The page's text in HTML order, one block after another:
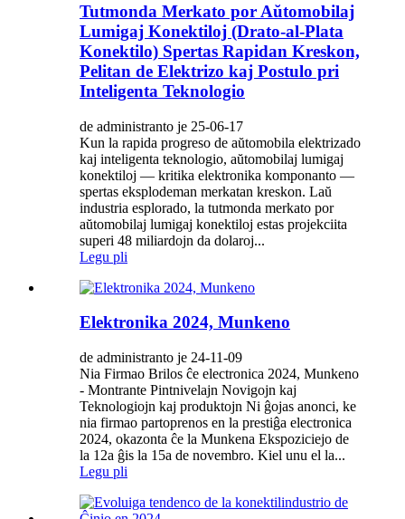
Tutmonda Merkato por Aŭtomobilaj
Lumigaj Konektiloj (Drato-al-Plata
Konektilo) Spertas Rapidan Kreskon,
Pelitan de Elektrizo kaj Postulo pri
Inteligenta Teknologio
de administranto je 25-06-17
Kun la rapida progreso de aŭtomobila elektrizado
kaj inteligenta teknologio, aŭtomobilaj lumigaj
konektiloj — kritika elektronika komponanto —
spertas eksplodeman merkatan kreskon. Laŭ
industria esplorado, la tutmonda merkato por
aŭtomobilaj lumigaj konektiloj estas projekciita
superi 48 miliardojn da dolaroj...
Legu pli
Elektronika 2024, Munkeno
de administranto je 24-11-09
Nia Firmao Brilos ĉe electronica 2024, Munkeno
- Montrante Pintnivelajn Novigojn kaj
Teknologiojn kaj produktojn Ni ĝojas anonci, ke
nia firmao partoprenos en la prestiĝa electronica
2024, okazonta ĉe la Munkena Ekspoziciejo de
la 12a ĝis la 15a de novembro. Kiel unu el la...
Legu pli